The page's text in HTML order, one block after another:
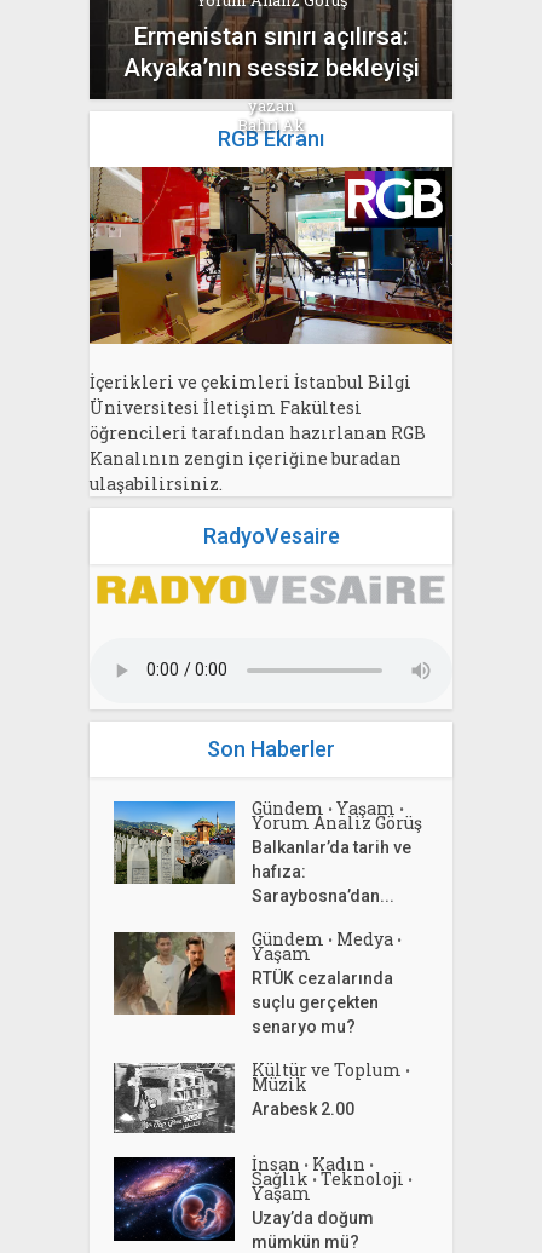
Ermenistan sınırı açılırsa:
Akyaka’nın sessiz bekleyişi
yazan
Bahri Ak
RGB Ekranı
İçerikleri ve çekimleri İstanbul Bilgi
Üniversitesi İletişim Fakültesi
öğrencileri tarafından hazırlanan RGB
Kanalının zengin içeriğine buradan
ulaşabilirsiniz.
RadyoVesaire
Son Haberler
Gündem • Yaşam •
Yorum Analiz Görüş
Balkanlar’da tarih ve
hafıza:
Saraybosna’dan...
Gündem • Medya •
Yaşam
RTÜK cezalarında
suçlu gerçekten
senaryo mu?
Kültür ve Toplum •
Müzik
Arabesk 2.00
İnsan • Kadın •
Sağlık • Teknoloji •
Yaşam
Uzay’da doğum
mümkün mü?